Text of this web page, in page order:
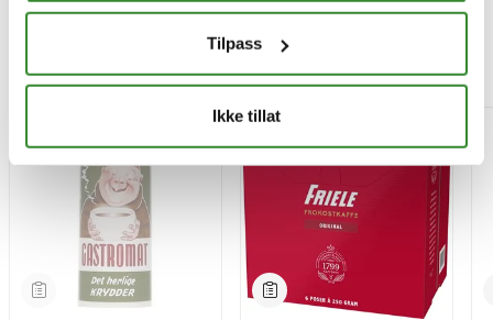
Tilpass
Ikke tillat
Mest besøkt